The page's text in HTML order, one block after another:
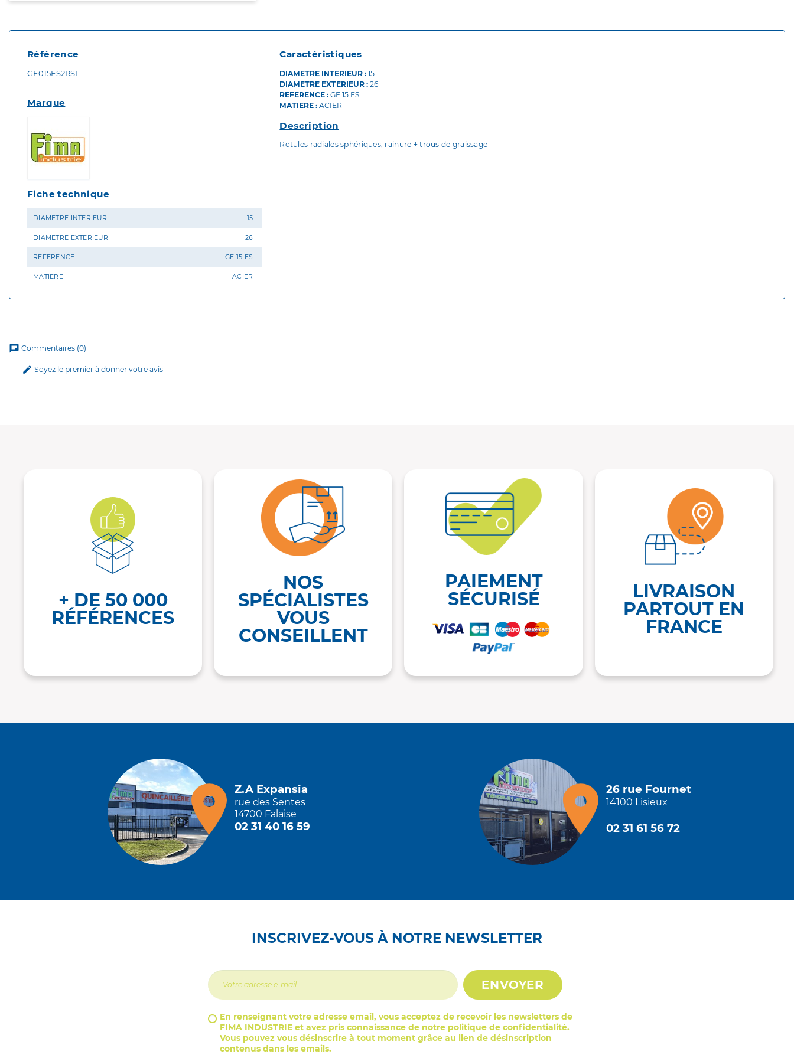
Caractéristiques
DIAMETRE INTERIEUR : 15
DIAMETRE EXTERIEUR : 26
REFERENCE : GE 15 ES
MATIERE : ACIER
Description
Rotules radiales sphériques, rainure + trous de graissage
Référence
GE015ES2RSL
Marque
Fiche technique
DIAMETRE INTERIEUR 15
DIAMETRE EXTERIEUR 26
REFERENCE GE 15 ES
MATIERE ACIER
chat Commentaires (0)
edit Soyez le premier à donner votre avis
+ DE 50 000
RÉFÉRENCES
NOS
SPÉCIALISTES
VOUS
CONSEILLENT
PAIEMENT
SÉCURISÉ
LIVRAISON
PARTOUT EN
FRANCE
Z.A Expansia
rue des Sentes
14700 Falaise
02 31 40 16 59
26 rue Fournet
14100 Lisieux
02 31 61 56 72
INSCRIVEZ-VOUS À NOTRE NEWSLETTER
ENVOYER
En renseignant votre adresse email, vous acceptez de recevoir les newsletters de
FIMA INDUSTRIE et avez pris connaissance de notre politique de confidentialité.
Vous pouvez vous désinscrire à tout moment grâce au lien de désinscription
contenus dans les emails.